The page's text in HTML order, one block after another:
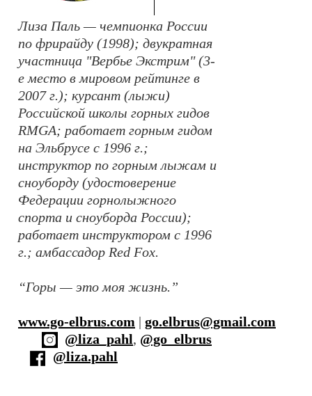
Лиза Паль — чемпионка России
по фрирайду (1998); двукратная
участница "Вербье Экстрим" (3-
е место в мировом рейтинге в
2007 г.); курсант (лыжи)
Российской школы горных гидов
RMGA; работает горным гидом
на Эльбрусе с 1996 г.;
инструктор по горным лыжам и
сноуборду (удостоверение
Федерации горнолыжного
спорта и сноуборда России);
работает инструктором с 1996
г.; амбассадор Red Fox.
“Горы — это моя жизнь.”
www.go-elbrus.com | go.elbrus@gmail.com
@liza_pahl, @go_elbrus
@liza.pahl